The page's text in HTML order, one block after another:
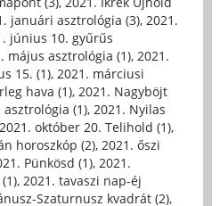
januári asztrológia (3), 2021.
június 10. gyűrűs
május asztrológia (1), 2021.
15. (1), 2021. márciusi
hava (1), 2021. Nagyböjt
(1), 2021. Nyilas
2021. október 20. Telihold (1),
horoszkóp (2), 2021. őszi
Pünkösd (1), 2021.
, 2021. tavaszi nap-éj
Szaturnusz kvadrát (2),